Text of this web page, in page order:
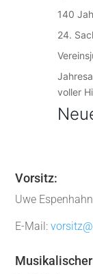
140
24.
voller
Vorsitz:
Uwe Espenhahn
E-Mail: